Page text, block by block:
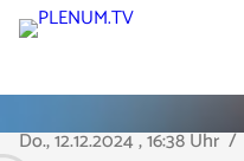
Do., 12.12.2024, 16:38 Uhr /